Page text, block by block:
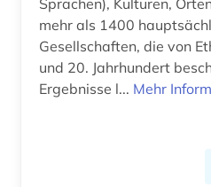
Sprachen), Kulturen,
mehr als 1400
Gesellschaften, die von
und 20. Jahrhundert
Ergebnisse l... Mehr